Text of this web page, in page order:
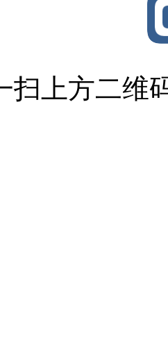
扫上方二维